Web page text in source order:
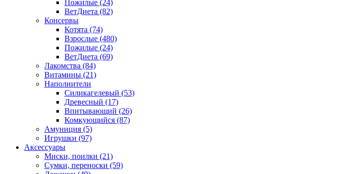
Пожилые (24)
ВетДиета (82)
Консервы
Котята (74)
Взрослые (480)
Пожилые (24)
ВетДиета (69)
Лакомства (84)
Витамины (21)
Наполнители
Силикагелевый (53)
Древесный (17)
Впитывающий (26)
Комкующийся (87)
Амуниция (5)
Игрушки (97)
Аксессуары
Миски, поилки (21)
Сумки, переноски (59)